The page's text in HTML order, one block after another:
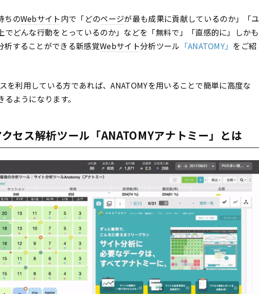
ちのWebサイト内で「どのページが最も成果に貢献しているのか」「ユ
でどんな行動をとっているのか」などを「無料で」「直感的に」しかも
析することができる新感覚Webサイト分析ツール 「ANATOMY」 をご紹
を利用している方であれば、ANATOMYを用いることで簡単に高度な
るようになります。
セス解析ツール「ANATOMYアナトミー」とは